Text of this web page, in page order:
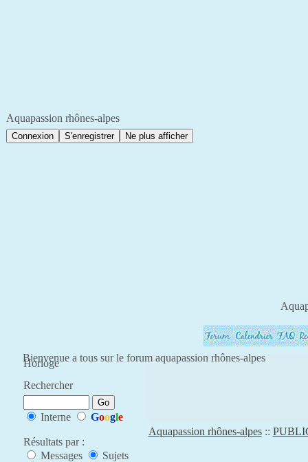
Aquapassion rhônes-alpes
Bienvenue a tous sur le forum aquapassion rhônes-alpes
Horloge
Rechercher
Interne Google
Résultats par :
Messages
Sujets
Aquapassion rhônes-alpes::